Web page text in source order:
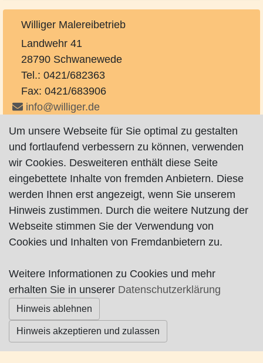
Williger Malereibetrieb
Landwehr 41
28790 Schwanewede
Tel.: 0421/682363
Fax: 0421/683906
info@williger.de
Impressum|Datenschutz| AGB
Um unsere Webseite für Sie optimal zu gestalten
und fortlaufend verbessern zu können, verwenden
wir Cookies. Desweiteren enthält diese Seite
eingebettete Inhalte von fremden Anbietern. Diese
werden Ihnen erst angezeigt, wenn Sie unserem
Hinweis zustimmen. Durch die weitere Nutzung der
Webseite stimmen Sie der Verwendung von
Cookies und Inhalten von Fremdanbietern zu.
Weitere Informationen zu Cookies und mehr
erhalten Sie in unserer Datenschutzerklärung
Hinweis ablehnen
Hinweis akzeptieren und zulassen